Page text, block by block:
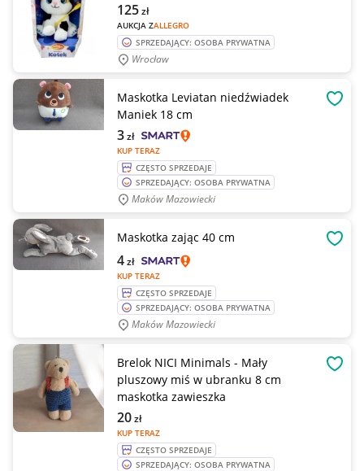
AUKCJA ZALLEGRO
125zł
SPRZEDAJĄCY: OSOBA PRYWATNA
Wrocław
Maskotka Leviatan niedźwiadek
Maniek 18 cm
KUP TERAZ
3zł
CZĘSTO SPRZEDAJE
SPRZEDAJĄCY: OSOBA PRYWATNA
Maków Mazowiecki
Maskotka zając 40 cm
KUP TERAZ
4zł
CZĘSTO SPRZEDAJE
SPRZEDAJĄCY: OSOBA PRYWATNA
Maków Mazowiecki
Brelok NICI Minimals - Mały
pluszowy miś w ubranku 8 cm
maskotka zawieszka
KUP TERAZ
20zł
CZĘSTO SPRZEDAJE
SPRZEDAJĄCY: OSOBA PRYWATNA